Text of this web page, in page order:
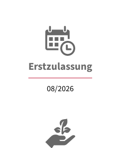
Erstzulassung
08/2026